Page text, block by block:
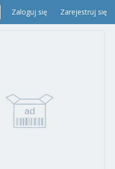
Zaloguj się Zarejestruj się